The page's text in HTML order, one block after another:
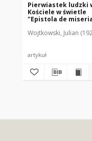
Pierwiastek ludzki
Kościele w świetle
"Epistola de
9366)
Wojtkowski, Julian
artykuł